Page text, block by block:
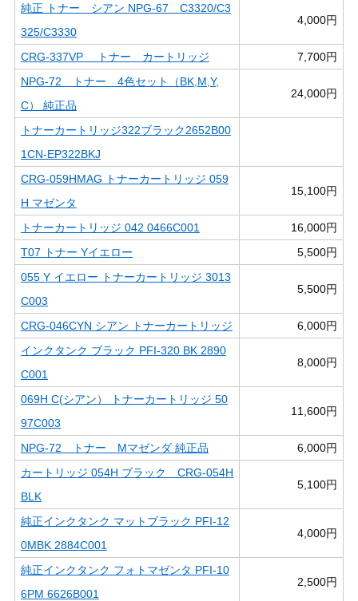
純正 トナー シアン NPG-67 C3320/C3
325/C3330
4,000円
CRG-337VP トナー カートリッジ
7,700円
NPG-72 トナー 4色セット（BK,M,Y,
C） 純正品
24,000円
トナーカートリッジ322ブラック2652B00
1CN-EP322BKJ
CRG-059HMAG トナーカートリッジ 059
H マゼンタ
15,100円
トナーカートリッジ 042 0466C001
16,000円
T07 トナー Yイエロー
5,500円
055 Y イエロー トナーカートリッジ 3013
C003
5,500円
CRG-046CYN シアン トナーカートリッジ
6,000円
インクタンク ブラック PFI-320 BK 2890
C001
8,000円
069H C(シアン） トナーカートリッジ 50
97C003
11,600円
NPG-72 トナー Mマゼンダ 純正品
6,000円
カートリッジ 054H ブラック CRG-054H
BLK
5,100円
純正インクタンク マットブラック PFI-12
0MBK 2884C001
4,000円
純正インクタンク フォトマゼンタ PFI-10
6PM 6626B001
2,500円